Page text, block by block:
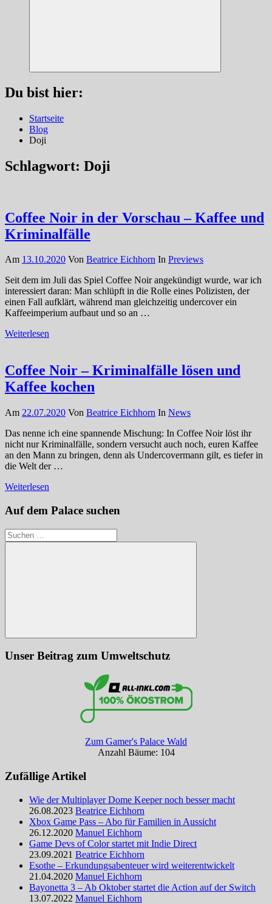
Suchen
Du bist hier:
Startseite
Blog
Doji
Schlagwort: Doji
Coffee Noir in der Vorschau – Kaffee und
Kriminalfälle
Am 13.10.2020 Von Beatrice Eichhorn In Previews
Seit dem im Juli das Spiel Coffee Noir angekündigt wurde, war ich
interessiert daran: Man schlüpft in die Rolle eines Polizisten, der
einen Fall aufklärt, während man gleichzeitig undercover ein
Kaffeeimperium aufbaut und so an …
Weiterlesen
Coffee Noir – Kriminalfälle lösen und
Kaffee kochen
Am 22.07.2020 Von Beatrice Eichhorn In News
Das nenne ich eine spannende Mischung: In Coffee Noir löst ihr
nicht nur Kriminalfälle, sondern versucht auch noch, euren Kaffee
an den Mann zu bringen, denn als Undercovermann gilt, es tiefer in
die Welt der …
Weiterlesen
Auf dem Palace suchen
Suchen
nach:
Suchen
Unser Beitrag zum Umweltschutz
Zum Gamer's Palace Wald
Anzahl Bäume: 104
Zufällige Artikel
Wie der Multiplayer Dome Keeper noch besser macht
26.08.2023 Beatrice Eichhorn
Xbox Game Pass – Abo für Familien in Aussicht
26.12.2020 Manuel Eichhorn
Game Devs of Color startet mit Indie Direct
23.09.2021 Beatrice Eichhorn
Esothe – Erkundungsabenteuer wird weiterentwickelt
21.04.2020 Manuel Eichhorn
Bayonetta 3 – Ab Oktober startet die Action auf der Switch
13.07.2022 Manuel Eichhorn